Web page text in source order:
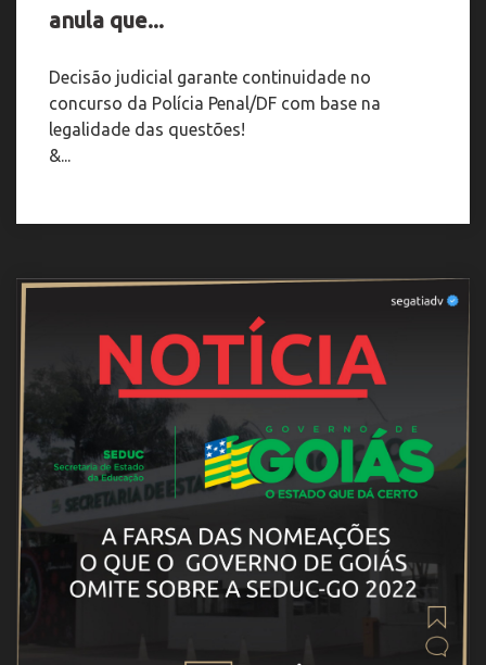
anula que...
Decisão judicial garante continuidade no
concurso da Polícia Penal/DF com base na
legalidade das questões!
&...